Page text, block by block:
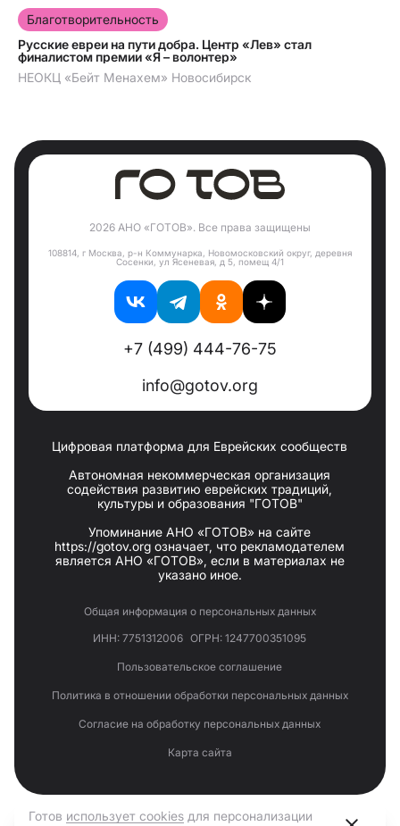
23.12.2024
Благотворительность
Русские евреи на пути добра. Центр «Лев» стал
финалистом премии «Я – волонтер»
НЕОКЦ «Бейт Менахем» Новосибирск
Готов использует cookies для персонализации
2026 АНО «ГОТОВ». Все права защищены
108814, г Москва, р-н Коммунарка, Новомосковский округ, деревня
Сосенки, ул Ясеневая, д 5, помещ 4/1
+7 (499) 444-76-75
info@gotov.org
Цифровая платформа для Еврейских сообществ
Автономная некоммерческая организация
содействия развитию еврейских традиций,
культуры и образования "ГОТОВ"
Упоминание АНО «ГОТОВ» на сайте
https://gotov.org означает, что рекламодателем
является АНО «ГОТОВ», если в материалах не
указано иное.
Общая информация о персональных данных
ИНН: 7751312006 ОГРН: 1247700351095
Пользовательское соглашение
Политика в отношении обработки персональных данных
Согласие на обработку персональных данных
Карта сайта